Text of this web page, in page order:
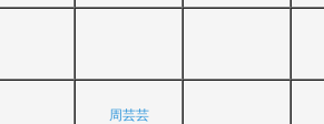
周芸芸